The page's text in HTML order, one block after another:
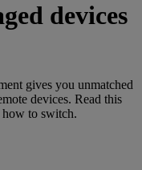
devices
gives you unmatched
devices. Read this
how to switch.